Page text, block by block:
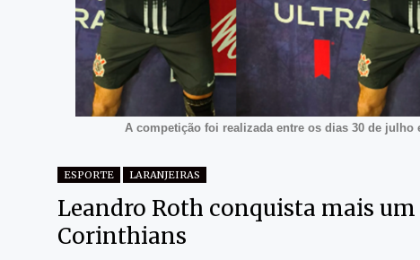
A competição foi realizada entre os dias 30 de julho
ESPORTE LARANJEIRAS
Leandro Roth conquista mais
Corinthians